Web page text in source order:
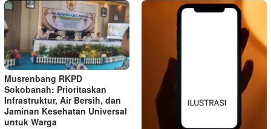
Musrenbang RKPD
Sokobanah: Prioritaskan
Infrastruktur, Air Bersih, dan
Jaminan Kesehatan Universal
untuk Warga